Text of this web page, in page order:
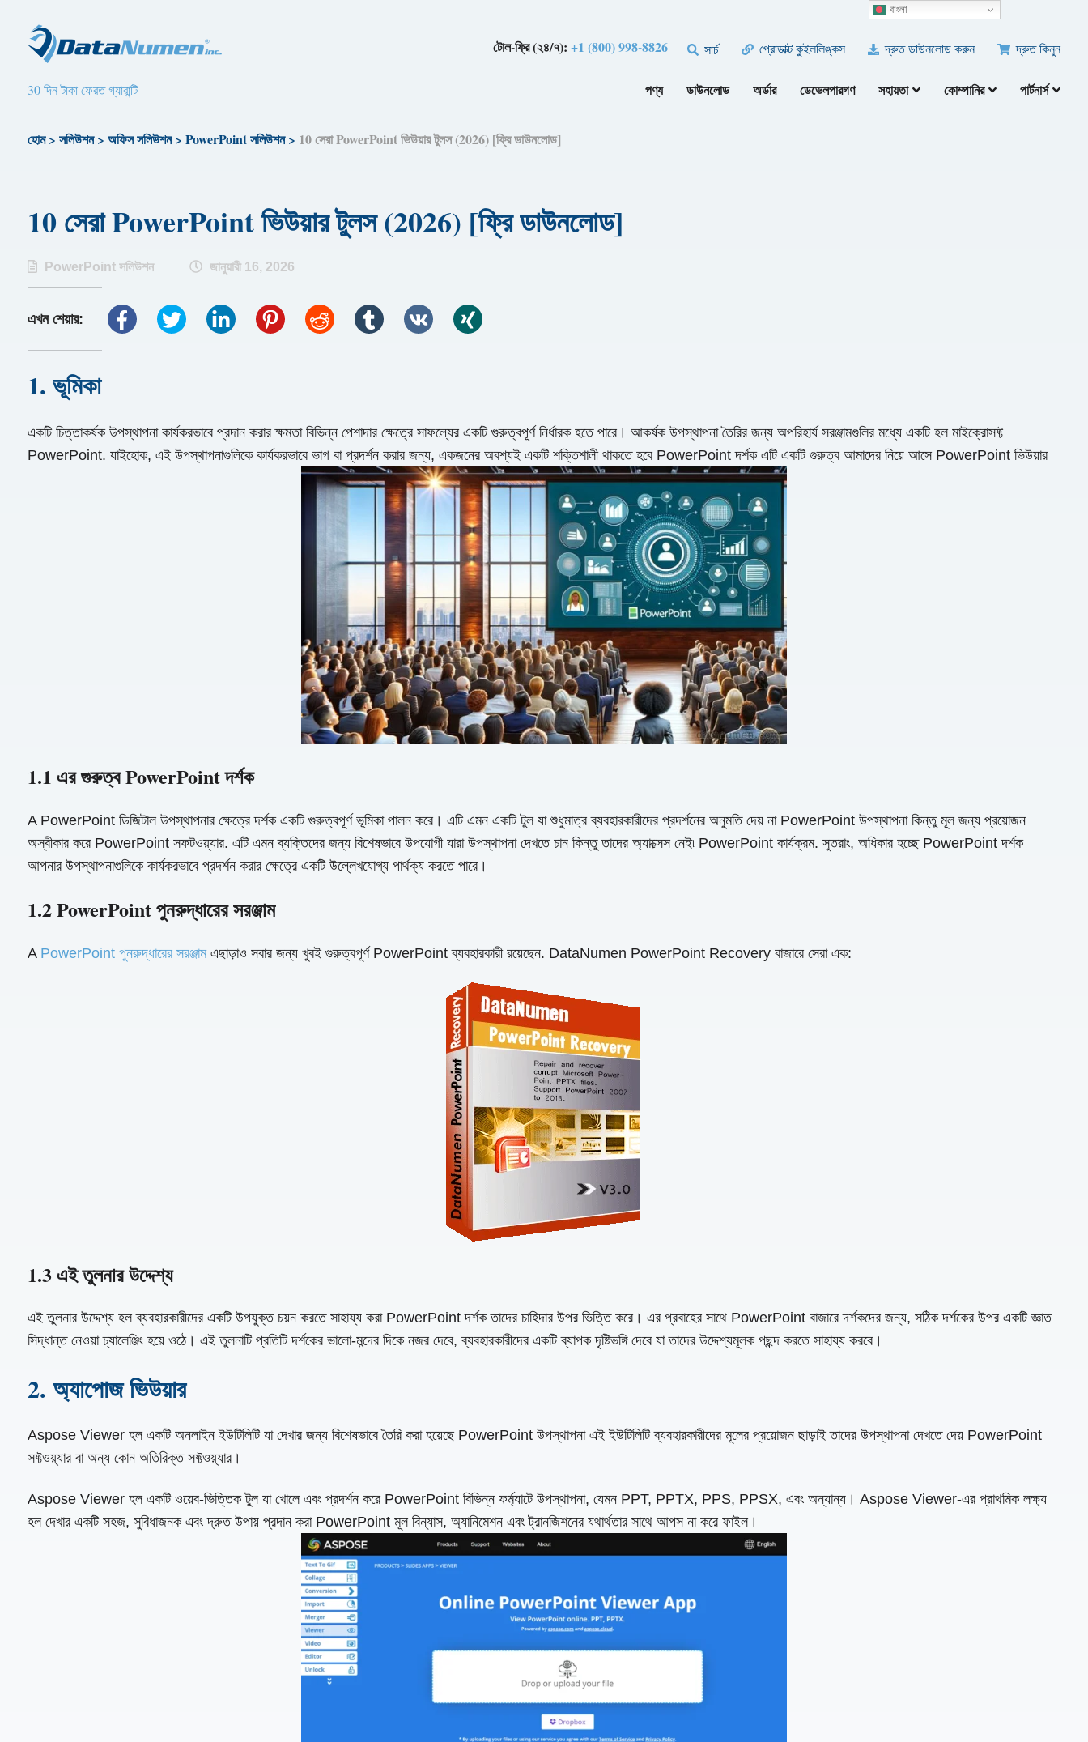
টোল-ফ্রি (২৪/৭):+1 (800) 998-8826 সার্চ প্রোডাক্ট কুইললিঙ্কস দ্রুত ডাউনলোড করুন দ্রুত কিনুন
30 দিন টাকা ফেরত গ্যারান্টি পণ্য ডাউনলোড অর্ডার ডেভেলপারগণ সহায়তা কোম্পানির পার্টনার্স
হোম> সলিউশন> অফিস সলিউশন> PowerPoint সলিউশন> 10 সেরা PowerPoint ভিউয়ার টুলস (2026) [ফ্রি ডাউনলোড]
10 সেরা PowerPoint ভিউয়ার টুলস (2026) [ফ্রি ডাউনলোড]
PowerPoint সলিউশন জানুয়ারী 16, 2026
এখন শেয়ার:
1. ভূমিকা
একটি চিত্তাকর্ষক উপস্থাপনা কার্যকরভাবে প্রদান করার ক্ষমতা বিভিন্ন পেশাদার ক্ষেত্রে সাফল্যের একটি গুরুত্বপূর্ণ নির্ধারক হতে পারে। আকর্ষক উপস্থাপনা তৈরির জন্য অপরিহার্য সরঞ্জামগুলির মধ্যে একটি হল মাইক্রোসফ্ট
PowerPoint. যাইহোক, এই উপস্থাপনাগুলিকে কার্যকরভাবে ভাগ বা প্রদর্শন করার জন্য, একজনের অবশ্যই একটি শক্তিশালী থাকতে হবে PowerPoint দর্শক এটি একটি গুরুত্ব আমাদের নিয়ে আসে PowerPoint ভিউয়ার
1.1 এর গুরুত্ব PowerPoint দর্শক
A PowerPoint ডিজিটাল উপস্থাপনার ক্ষেত্রে দর্শক একটি গুরুত্বপূর্ণ ভূমিকা পালন করে। এটি এমন একটি টুল যা শুধুমাত্র ব্যবহারকারীদের প্রদর্শনের অনুমতি দেয় না PowerPoint উপস্থাপনা কিন্তু মূল জন্য প্রয়োজন
অস্বীকার করে PowerPoint সফটওয়্যার. এটি এমন ব্যক্তিদের জন্য বিশেষভাবে উপযোগী যারা উপস্থাপনা দেখতে চান কিন্তু তাদের অ্যাক্সেস নেই৷ PowerPoint কার্যক্রম. সুতরাং, অধিকার হচ্ছে PowerPoint দর্শক
আপনার উপস্থাপনাগুলিকে কার্যকরভাবে প্রদর্শন করার ক্ষেত্রে একটি উল্লেখযোগ্য পার্থক্য করতে পারে।
1.2 PowerPoint পুনরুদ্ধারের সরঞ্জাম
A PowerPoint পুনরুদ্ধারের সরঞ্জামএছাড়াও সবার জন্য খুবই গুরুত্বপূর্ণ PowerPoint ব্যবহারকারী রয়েছেন. DataNumen PowerPoint Recovery বাজারে সেরা এক:
1.3 এই তুলনার উদ্দেশ্য
এই তুলনার উদ্দেশ্য হল ব্যবহারকারীদের একটি উপযুক্ত চয়ন করতে সাহায্য করা PowerPoint দর্শক তাদের চাহিদার উপর ভিত্তি করে। এর প্রবাহের সাথে PowerPoint বাজারে দর্শকদের জন্য, সঠিক দর্শকের উপর একটি জ্ঞাত
সিদ্ধান্ত নেওয়া চ্যালেঞ্জিং হয়ে ওঠে। এই তুলনাটি প্রতিটি দর্শকের ভালো-মন্দের দিকে নজর দেবে, ব্যবহারকারীদের একটি ব্যাপক দৃষ্টিভঙ্গি দেবে যা তাদের উদ্দেশ্যমূলক পছন্দ করতে সাহায্য করবে।
2. অ্যাপোজ ভিউয়ার
Aspose Viewer হল একটি অনলাইন ইউটিলিটি যা দেখার জন্য বিশেষভাবে তৈরি করা হয়েছে PowerPoint উপস্থাপনা এই ইউটিলিটি ব্যবহারকারীদের মূলের প্রয়োজন ছাড়াই তাদের উপস্থাপনা দেখতে দেয় PowerPoint
সফ্টওয়্যার বা অন্য কোন অতিরিক্ত সফ্টওয়্যার।
Aspose Viewer হল একটি ওয়েব-ভিত্তিক টুল যা খোলে এবং প্রদর্শন করে PowerPoint বিভিন্ন ফর্ম্যাটে উপস্থাপনা, যেমন PPT, PPTX, PPS, PPSX, এবং অন্যান্য। Aspose Viewer-এর প্রাথমিক লক্ষ্য
হল দেখার একটি সহজ, সুবিধাজনক এবং দ্রুত উপায় প্রদান করা PowerPoint মূল বিন্যাস, অ্যানিমেশন এবং ট্রানজিশনের যথার্থতার সাথে আপস না করে ফাইল।
বাংলা